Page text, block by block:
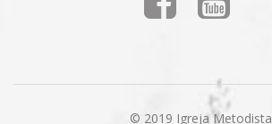
© 2019 Igreja Metodista